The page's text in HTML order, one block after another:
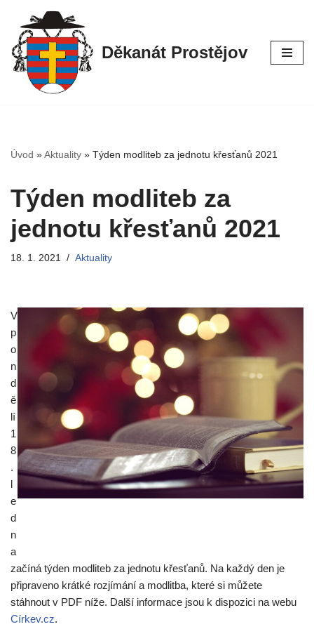
Přeskočit
na
obsah
Děkanát Prostějov
Úvod »Aktuality » Týden modliteb za jednotu křesťanů 2021
Týden modliteb za
jednotu křesťanů 2021
18. 1. 2021 Aktuality
V
p
o
n
d
ě
lí
1
8
.
l
e
d
n
a
začíná týden modliteb za jednotu křesťanů. Na každý den je
připraveno krátké rozjímání a modlitba, které si můžete
stáhnout v PDF níže. Další informace jsou k dispozici na webu
Církev.cz.